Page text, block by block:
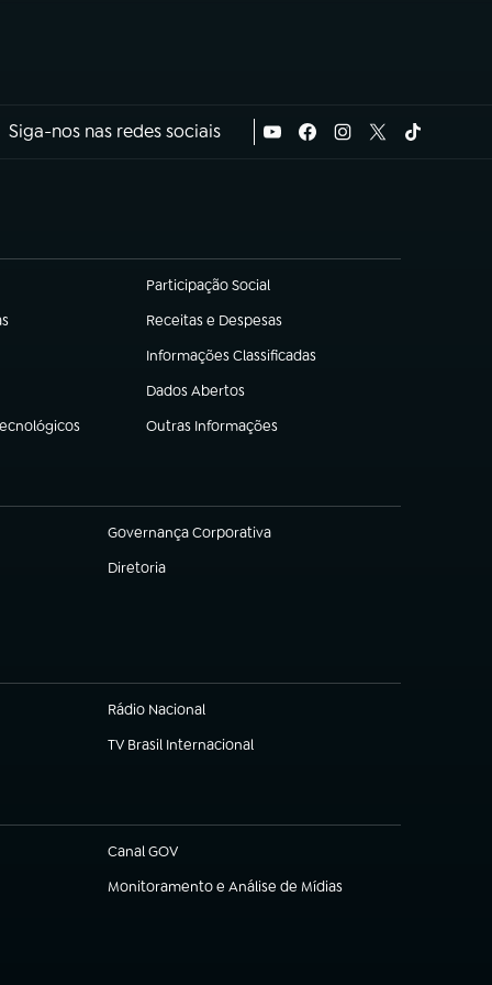
Siga-nos nas redes sociais
Participação Social
(abre em nova aba)
Receitas e Despesas
(abre em nova aba)
Informações Classificadas
(abre em nova aba)
Dados Abertos
(abre em nova aba)
Outras Informações
(abre em nova aba)
Governança Corporativa
(abre em nova aba)
Diretoria
(abre em nova aba)
Rádio Nacional
TV Brasil Internacional
(abre em nova aba)
Canal GOV
(abre em nova aba)
Monitoramento e Análise de Mídias
(abre em nova aba)